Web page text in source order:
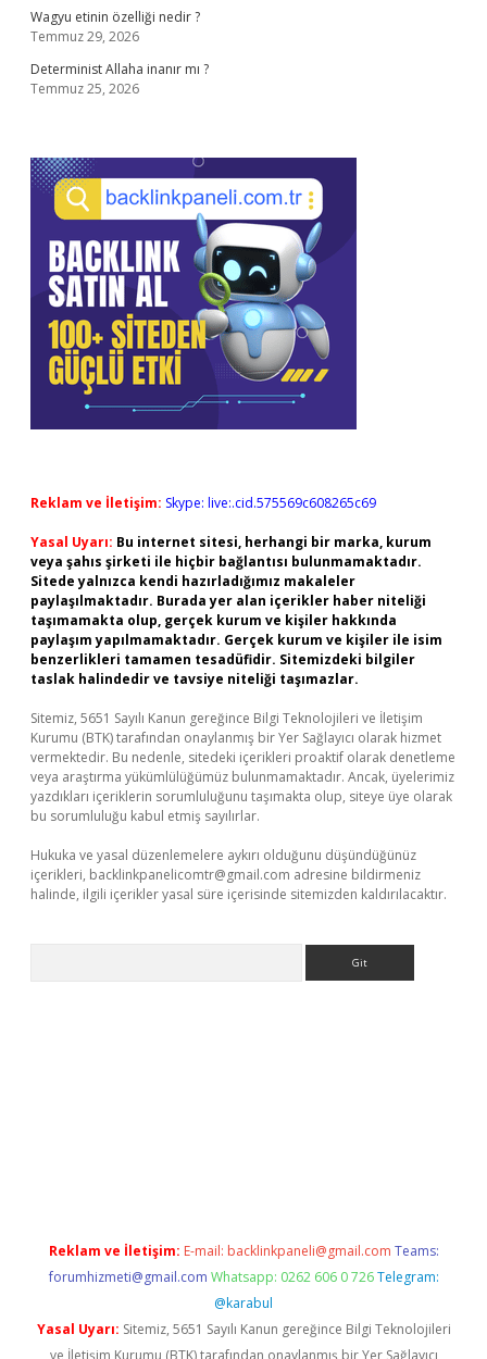
Wagyu etinin özelliği nedir ?
Temmuz 29, 2026
Determinist Allaha inanır mı ?
Temmuz 25, 2026
Reklam ve İletişim: Skype: live:.cid.575569c608265c69
Yasal Uyarı: Bu internet sitesi, herhangi bir marka, kurum
veya şahıs şirketi ile hiçbir bağlantısı bulunmamaktadır.
Sitede yalnızca kendi hazırladığımız makaleler
paylaşılmaktadır. Burada yer alan içerikler haber niteliği
taşımamakta olup, gerçek kurum ve kişiler hakkında
paylaşım yapılmamaktadır. Gerçek kurum ve kişiler ile isim
benzerlikleri tamamen tesadüfidir. Sitemizdeki bilgiler
taslak halindedir ve tavsiye niteliği taşımazlar.
Sitemiz, 5651 Sayılı Kanun gereğince Bilgi Teknolojileri ve İletişim
Kurumu (BTK) tarafından onaylanmış bir Yer Sağlayıcı olarak hizmet
vermektedir. Bu nedenle, sitedeki içerikleri proaktif olarak denetleme
veya araştırma yükümlülüğümüz bulunmamaktadır. Ancak, üyelerimiz
yazdıkları içeriklerin sorumluluğunu taşımakta olup, siteye üye olarak
bu sorumluluğu kabul etmiş sayılırlar.
Hukuka ve yasal düzenlemelere aykırı olduğunu düşündüğünüz
içerikleri, backlinkpanelicomtr@gmail.com adresine bildirmeniz
halinde, ilgili içerikler yasal süre içerisinde sitemizden kaldırılacaktır.
Reklam ve İletişim: E-mail: backlinkpaneli@gmail.com Teams:
forumhizmeti@gmail.com Whatsapp: 0262 606 0 726 Telegram:
@karabul
Yasal Uyarı: Sitemiz, 5651 Sayılı Kanun gereğince Bilgi Teknolojileri
ve İletişim Kurumu (BTK) tarafından onaylanmış bir Yer Sağlayıcı